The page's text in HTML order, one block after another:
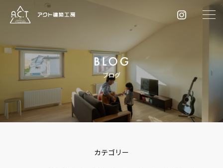
ブログ
カテゴリー